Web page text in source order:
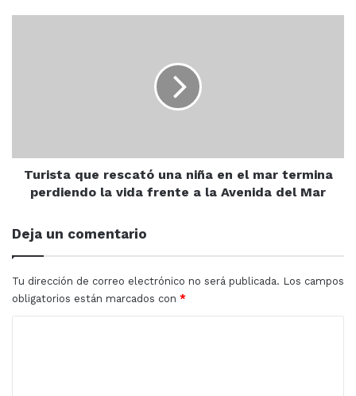
termina
perdiendo
a
la
Turista que rescató una niña en el mar termina
perdiendo la vida frente a la Avenida del Mar
Deja un comentario
Tu dirección de correo electrónico no será publicada. Los campos
obligatorios están marcados con *